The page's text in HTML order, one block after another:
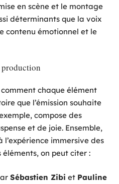
en scène et le montage
déterminants que la voix
contenu émotionnel et le
production
chaque élément
que l’émission souhaite
compose des
et de joie. Ensemble,
immersive des
on peut citer :
Sébastien Zibi et Pauline